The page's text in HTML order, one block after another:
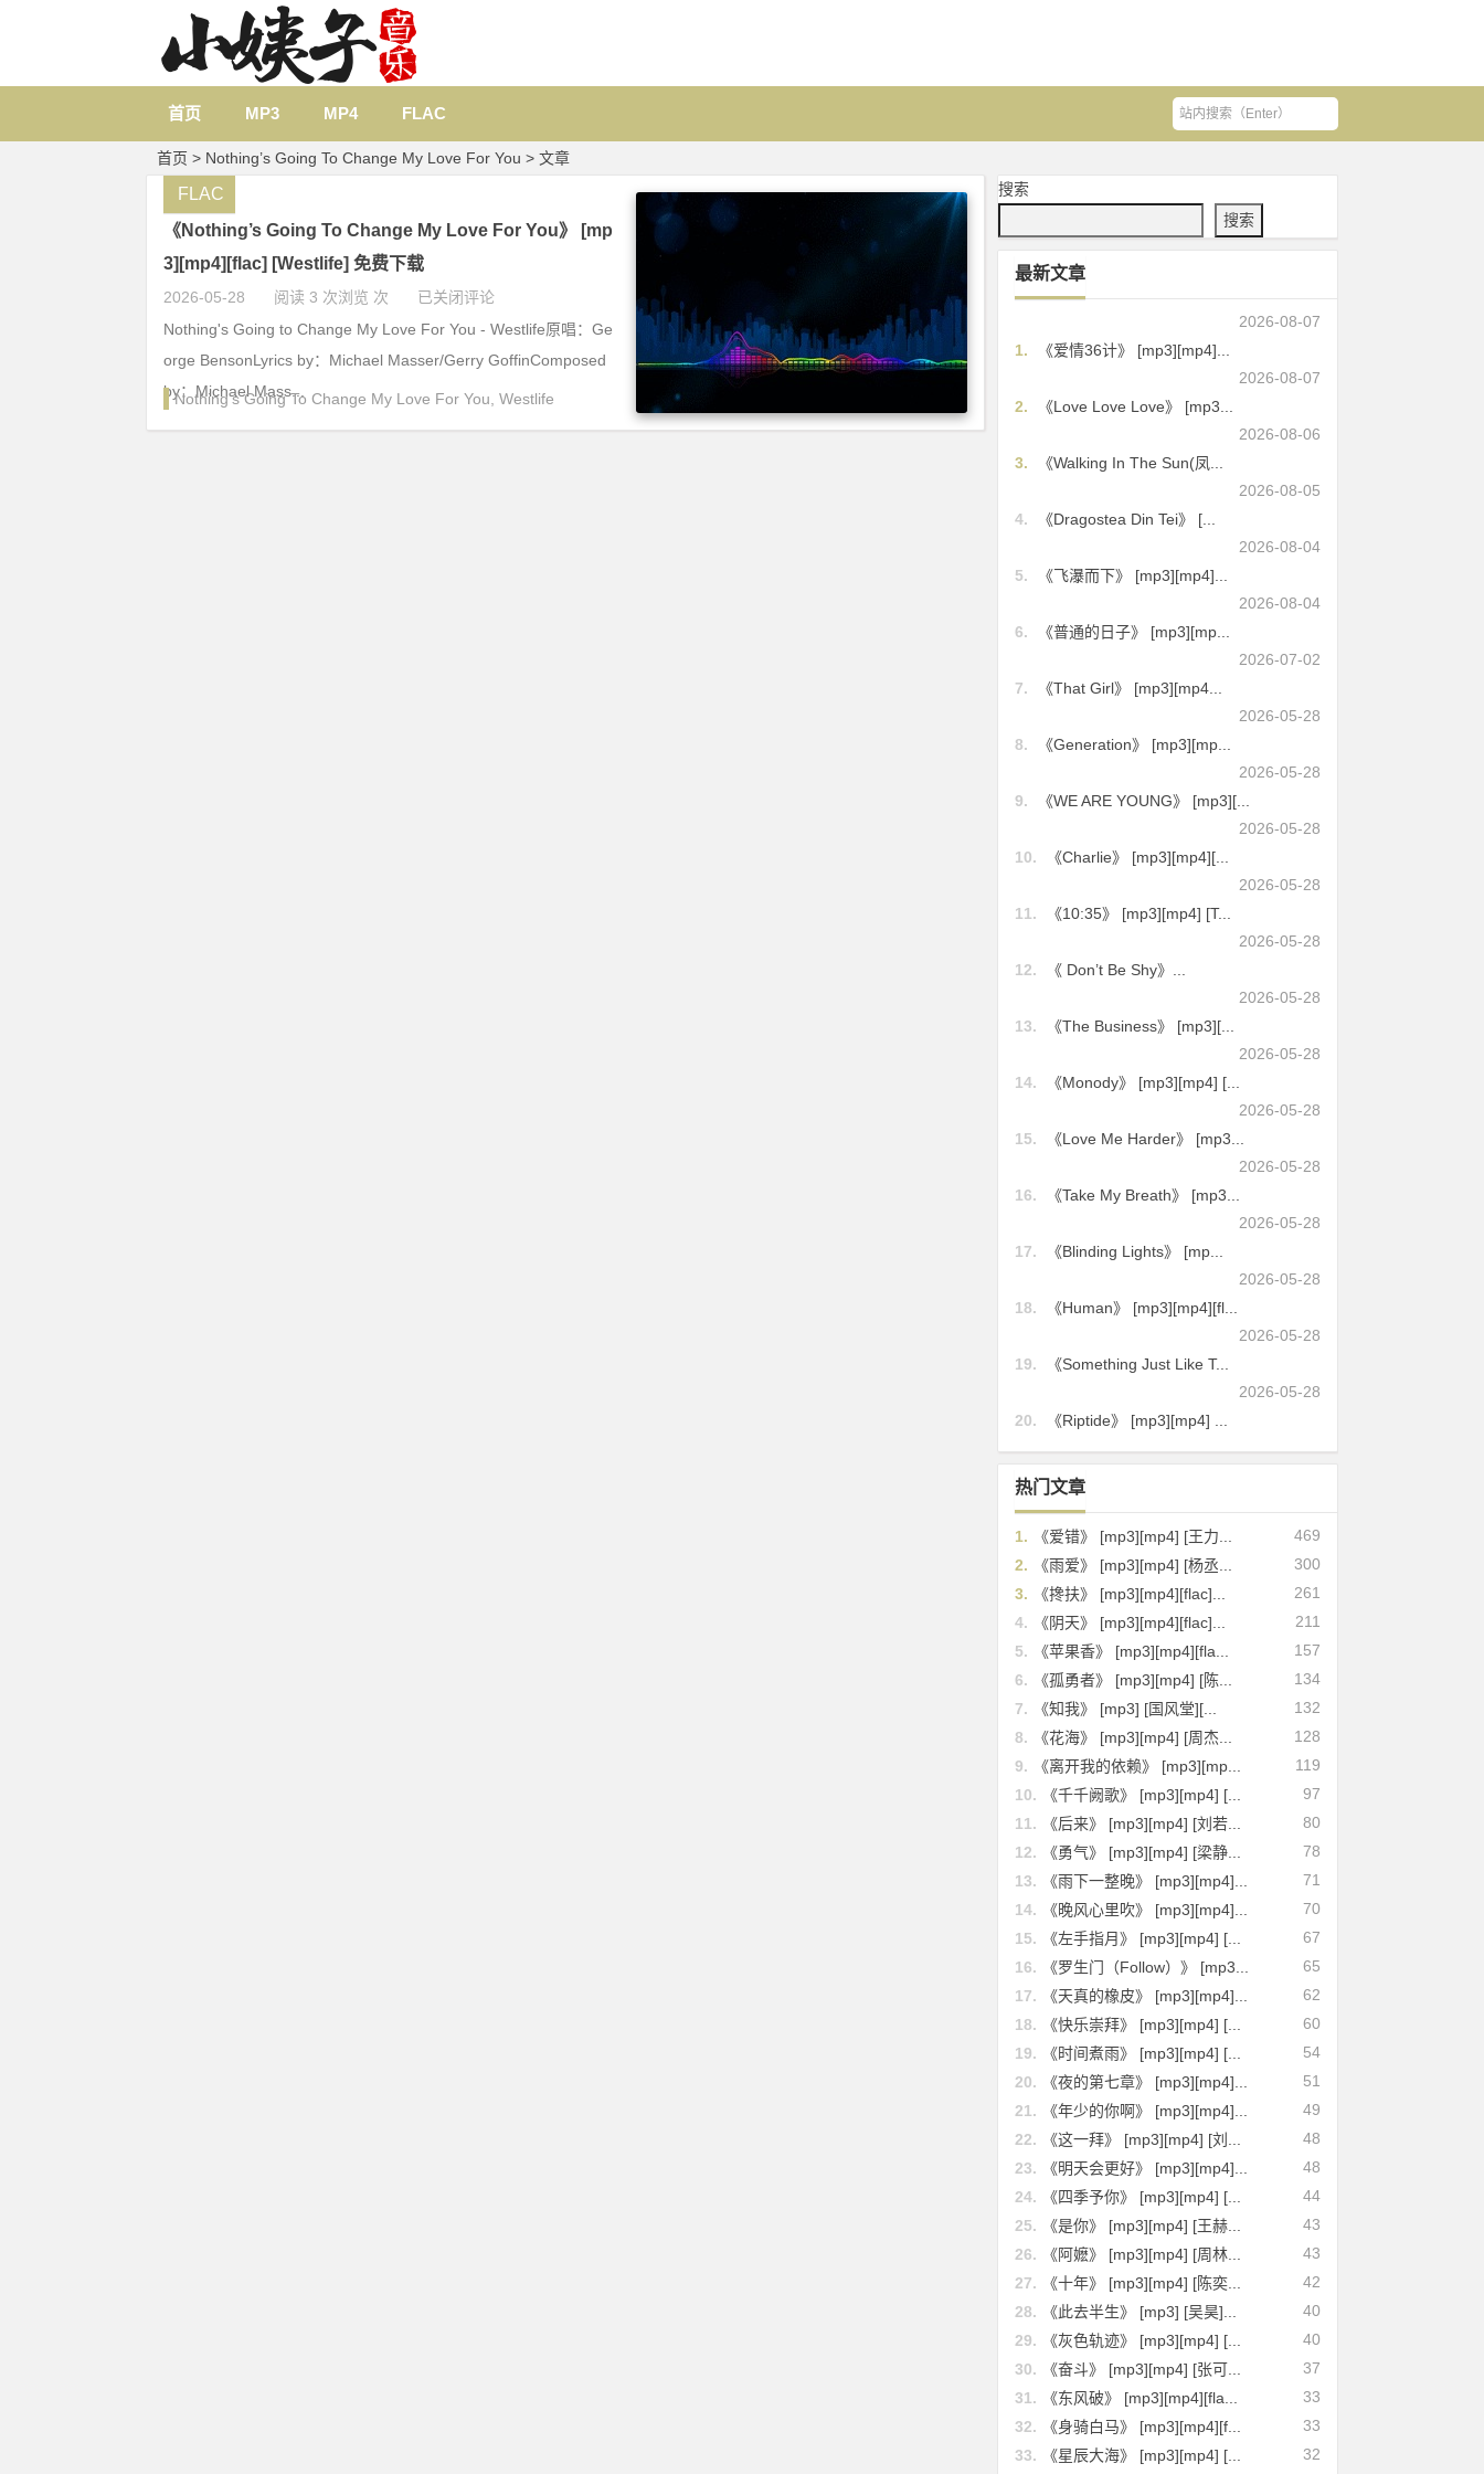
首页 MP3 MP4 FLAC
首页 > Nothing’s Going To Change My Love For You > 文章
《Nothing’s Going To Change My Love For You》 [mp
3][mp4][flac] [Westlife] 免费下载
2026-05-28 阅读 3 次浏览 次 已关闭评论
FLAC
Nothing's Going to Change My Love For You - Westlife原唱：Ge
orge BensonLyrics by：Michael Masser/Gerry GoffinComposed
by：Michael Mass...
Nothing's Going To Change My Love For You Westlife
搜索
搜索
最新文章
2026-08-07
1.
《爱情36计》 [mp3][mp4]...
2026-08-07
2.
《Love Love Love》 [mp3...
2026-08-06
3.
《Walking In The Sun(凤...
2026-08-05
4.
《Dragostea Din Tei》 [...
2026-08-04
5.
《飞瀑而下》 [mp3][mp4]...
2026-08-04
6.
《普通的日子》 [mp3][mp...
2026-07-02
7.
《That Girl》 [mp3][mp4...
2026-05-28
8.
《Generation》 [mp3][mp...
2026-05-28
9.
《WE ARE YOUNG》 [mp3][...
2026-05-28
10.
《Charlie》 [mp3][mp4][...
2026-05-28
11.
《10:35》 [mp3][mp4] [T...
2026-05-28
12.
《 Don’t Be Shy》...
2026-05-28
13.
《The Business》 [mp3][...
2026-05-28
14.
《Monody》 [mp3][mp4] [...
2026-05-28
15.
《Love Me Harder》 [mp3...
2026-05-28
16.
《Take My Breath》 [mp3...
2026-05-28
17.
《Blinding Lights》 [mp...
2026-05-28
18.
《Human》 [mp3][mp4][fl...
2026-05-28
19.
《Something Just Like T...
2026-05-28
20.
《Riptide》 [mp3][mp4] ...
热门文章
469
1.
《爱错》 [mp3][mp4] [王力...
300
2.
《雨爱》 [mp3][mp4] [杨丞...
261
3.
《搀扶》 [mp3][mp4][flac]...
211
4.
《阴天》 [mp3][mp4][flac]...
157
5.
《苹果香》 [mp3][mp4][fla...
134
6.
《孤勇者》 [mp3][mp4] [陈...
132
7.
《知我》 [mp3] [国风堂][...
128
8.
《花海》 [mp3][mp4] [周杰...
119
9.
《离开我的依赖》 [mp3][mp...
97
10.
《千千阙歌》 [mp3][mp4] [...
80
11.
《后来》 [mp3][mp4] [刘若...
78
12.
《勇气》 [mp3][mp4] [梁静...
71
13.
《雨下一整晚》 [mp3][mp4]...
70
14.
《晚风心里吹》 [mp3][mp4]...
67
15.
《左手指月》 [mp3][mp4] [...
65
16.
《罗生门（Follow）》 [mp3...
62
17.
《天真的橡皮》 [mp3][mp4]...
60
18.
《快乐崇拜》 [mp3][mp4] [...
54
19.
《时间煮雨》 [mp3][mp4] [...
51
20.
《夜的第七章》 [mp3][mp4]...
49
21.
《年少的你啊》 [mp3][mp4]...
48
22.
《这一拜》 [mp3][mp4] [刘...
48
23.
《明天会更好》 [mp3][mp4]...
44
24.
《四季予你》 [mp3][mp4] [...
43
25.
《是你》 [mp3][mp4] [王赫...
43
26.
《阿嬷》 [mp3][mp4] [周林...
42
27.
《十年》 [mp3][mp4] [陈奕...
40
28.
《此去半生》 [mp3] [吴昊]...
40
29.
《灰色轨迹》 [mp3][mp4] [...
37
30.
《奋斗》 [mp3][mp4] [张可...
33
31.
《东风破》 [mp3][mp4][fla...
33
32.
《身骑白马》 [mp3][mp4][f...
32
33. 《星辰大海》 [mp3][mp4] [...